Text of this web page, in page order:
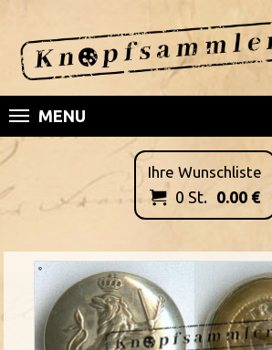
MENU
Ihre Wunschliste
 0 St. 0.00€